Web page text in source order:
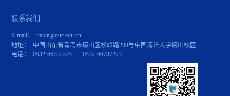
联系我们
E-mail： haide@ouc.edu.cn
地址： 中国山东省青岛市崂山区松岭路238号中国海洋大学崂山校区
电话： 0532-66787225 0532-66787223